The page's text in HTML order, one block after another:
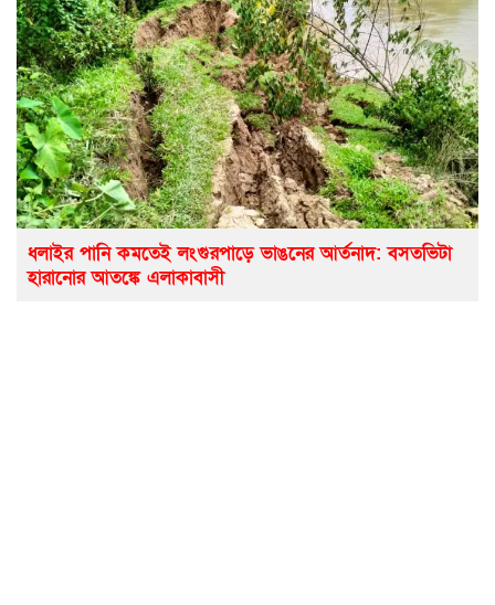
ধলাইর পানি কমতেই লংগুরপাড়ে ভাঙনের আর্তনাদ: বসতভিটা
হারানোর আতঙ্কে এলাকাবাসী